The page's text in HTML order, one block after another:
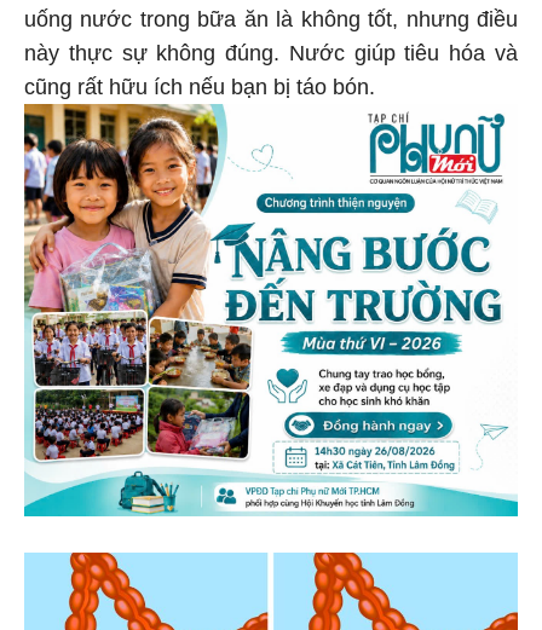
uống nước trong bữa ăn là không tốt, nhưng điều
này thực sự không đúng. Nước giúp tiêu hóa và
cũng rất hữu ích nếu bạn bị táo bón.